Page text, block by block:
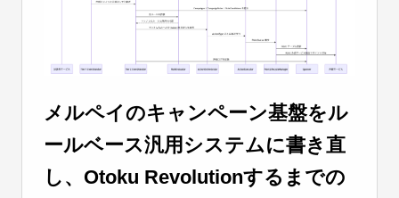
メルペイのキャンペーン基盤をル
ールベース汎用システムに書き直
し、Otoku Revolutionするまでの